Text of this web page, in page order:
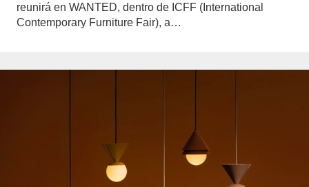
reunirá en WANTED, dentro de ICFF (International
Contemporary Furniture Fair), a…